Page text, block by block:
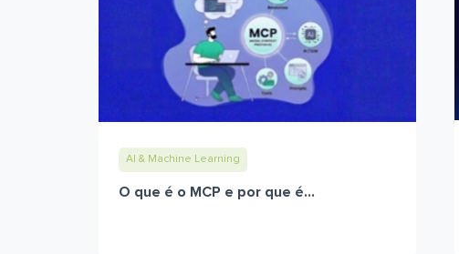
AI & Machine Learning
O que é o MCP e por que é...